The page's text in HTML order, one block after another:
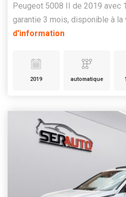
Peugeot 5008 II de 2019 avec
garantie 3 mois, disponible à la
d'information
2019 automatique